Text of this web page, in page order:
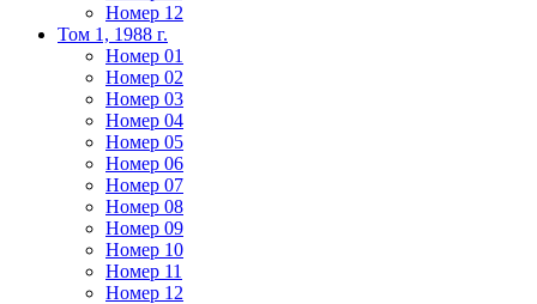
Номер 12
Том 1, 1988 г.
Номер 01
Номер 02
Номер 03
Номер 04
Номер 05
Номер 06
Номер 07
Номер 08
Номер 09
Номер 10
Номер 11
Номер 12